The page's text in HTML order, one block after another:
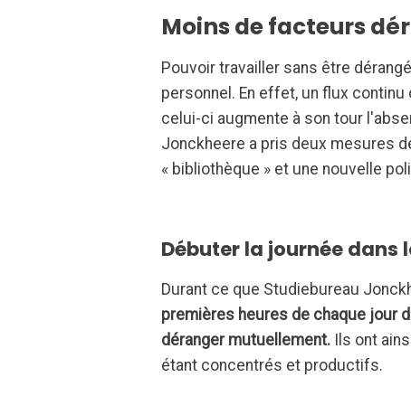
Moins de facteurs
Pouvoir travailler sans être
personnel. En effet, un flux
celui-ci augmente à son tour
Jonckheere a pris deux mesures
« bibliothèque » et une nouvelle
Débuter la journée dans
Durant ce que Studiebureau
premières heures de chaque jour
déranger mutuellement. Ils ont
étant concentrés et productifs.